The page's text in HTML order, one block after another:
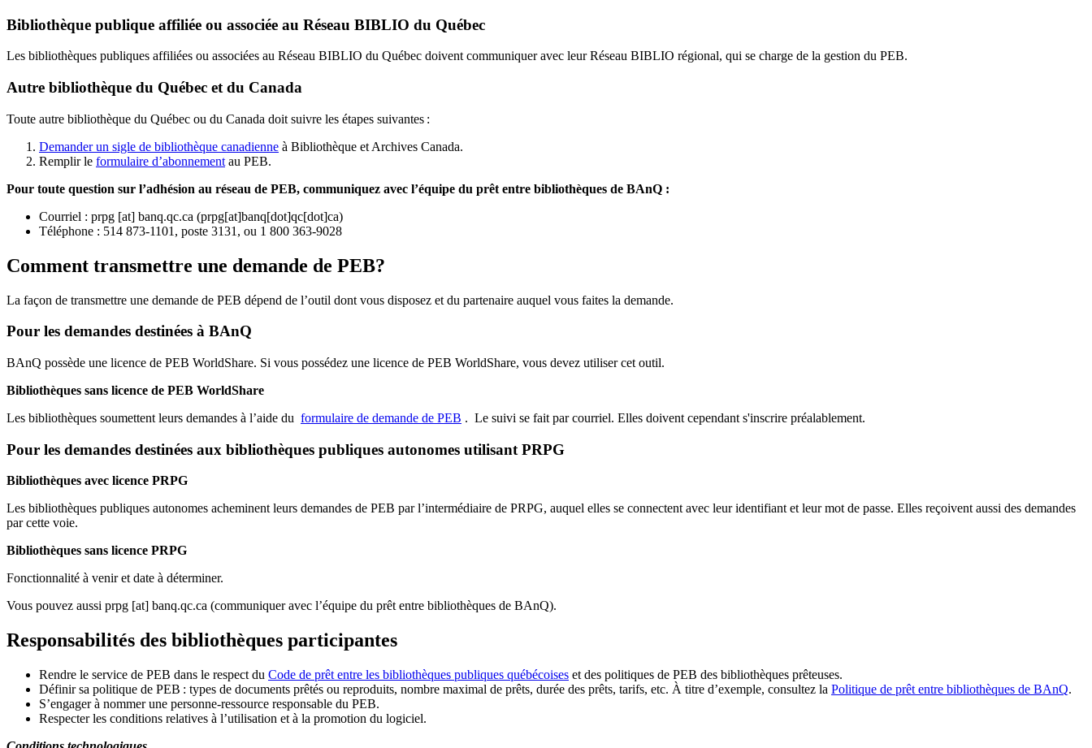
Bibliothèque publique affiliée ou associée au Réseau BIBLIO du Québec
Les bibliothèques publiques affiliées ou associées au Réseau BIBLIO du Québec doivent communiquer avec leur Réseau BIBLIO régional, qui se charge de la gestion du PEB.
Autre bibliothèque du Québec et du Canada
Toute autre bibliothèque du Québec ou du Canada doit suivre les étapes suivantes :
Demander un sigle de bibliothèque canadienne à Bibliothèque et Archives Canada.
Remplir le formulaire d’abonnement au PEB.
Pour toute question sur l’adhésion au réseau de PEB, communiquez avec l’équipe du prêt entre bibliothèques de BAnQ :
Courriel : prpg [at] banq.qc.ca (prpg[at]banq[dot]qc[dot]ca)
Téléphone : 514 873-1101, poste 3131, ou 1 800 363-9028
Comment transmettre une demande de PEB?
La façon de transmettre une demande de PEB dépend de l’outil dont vous disposez et du partenaire auquel vous faites la demande.
Pour les demandes destinées à BAnQ
BAnQ possède une licence de PEB WorldShare. Si vous possédez une licence de PEB WorldShare, vous devez utiliser cet outil.
Bibliothèques sans licence de PEB WorldShare
Les bibliothèques soumettent leurs demandes à l’aide du formulaire de demande de PEB . Le suivi se fait par courriel. Elles doivent cependant s'inscrire préalablement.
Pour les demandes destinées aux bibliothèques publiques autonomes utilisant PRPG
Bibliothèques avec licence PRPG
Les bibliothèques publiques autonomes acheminent leurs demandes de PEB par l’intermédiaire de PRPG, auquel elles se connectent avec leur identifiant et leur mot de passe. Elles reçoivent aussi des demandes
par cette voie.
Bibliothèques sans licence PRPG
Fonctionnalité à venir et date à déterminer.
Vous pouvez aussi prpg [at] banq.qc.ca (communiquer avec l’équipe du prêt entre bibliothèques de BAnQ).
Responsabilités des bibliothèques participantes
Rendre le service de PEB dans le respect du Code de prêt entre les bibliothèques publiques québécoises et des politiques de PEB des bibliothèques prêteuses.
Définir sa politique de PEB : types de documents prêtés ou reproduits, nombre maximal de prêts, durée des prêts, tarifs, etc. À titre d’exemple, consultez la Politique de prêt entre bibliothèques de BAnQ.
S’engager à nommer une personne-ressource responsable du PEB.
Respecter les conditions relatives à l’utilisation et à la promotion du logiciel.